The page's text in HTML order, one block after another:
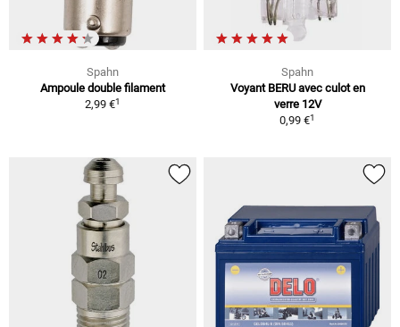
Spahn
Ampoule double filament
2,99 €1
Spahn
Voyant BERU avec culot en
verre 12V
0,99 €1